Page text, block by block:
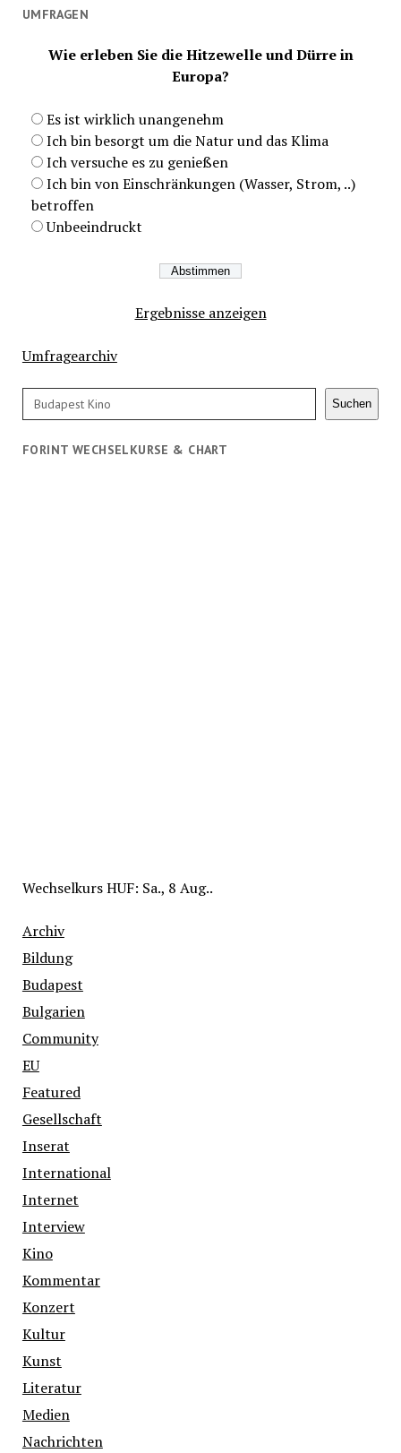
UMFRAGEN
Wie erleben Sie die Hitzewelle und Dürre in
Europa?
Es ist wirklich unangenehm
Ich bin besorgt um die Natur und das Klima
Ich versuche es zu genießen
Ich bin von Einschränkungen (Wasser, Strom, ..)
betroffen
Unbeeindruckt
Ergebnisse anzeigen
Umfragearchiv
Suchen Suchen
FORINT WECHSELKURSE & CHART
WechselkursHUF: Sa., 8 Aug..
Archiv
Bildung
Budapest
Bulgarien
Community
EU
Featured
Gesellschaft
Inserat
International
Internet
Interview
Kino
Kommentar
Konzert
Kultur
Kunst
Literatur
Medien
Nachrichten